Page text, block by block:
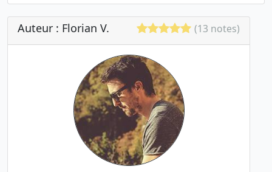
Auteur : Florian V. (13 notes)